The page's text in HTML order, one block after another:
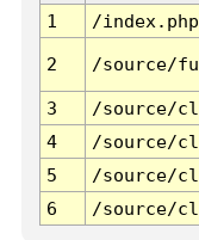
1
/index.php
2 /source/
3 /source/
4
/source/
5
/source/
6
/source/